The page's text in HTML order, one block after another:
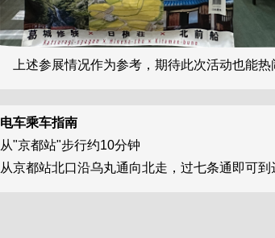
上述参展情况作为参考，期待此次活动也能热
电车乘车指南
从"京都站"步行约10分钟
从京都站北口沿乌丸通向北走，过七条通即可到